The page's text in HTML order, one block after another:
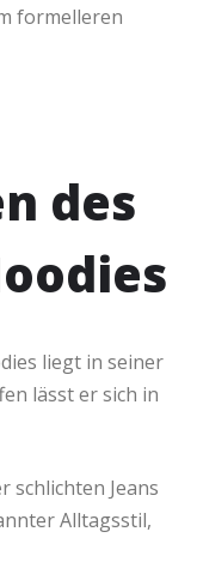
formelleren
des
liegt in seiner
lässt er sich in
schlichten Jeans
Alltagsstil,